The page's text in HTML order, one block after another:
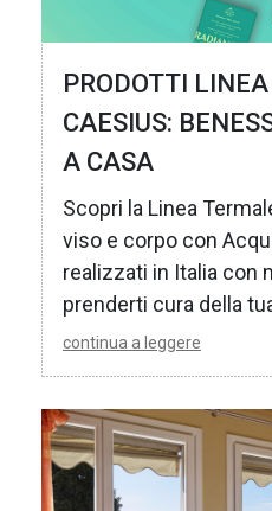
PRODOTTI
CAESIUS:
A CASA
Scopri la Linea
viso e corpo con
realizzati in Italia con
prenderti cura della
continua a leggere